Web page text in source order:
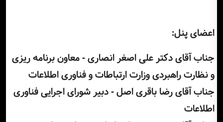
اعضای پنل:
جناب آقای دکتر علی اصغر انصاری - معاون برنامه ریزی
و نظارت راهبردی وزارت ارتباطات و فناوری اطلاعات
جناب آقای رضا باقری اصل - دبیر شورای اجرایی فناوری
اطلاعات